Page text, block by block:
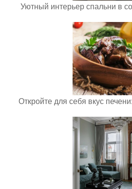
Уютный интерьер спальни в
Откройте для себя вкус